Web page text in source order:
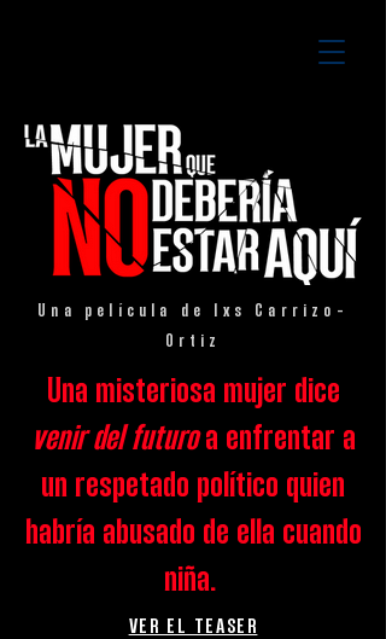
Una película de lxs Carrizo-
Ortiz
Una misteriosa mujer dice
venir del futuroa enfrentar a
un respetado político quien
habría abusado de ella cuando
niña.
​VER EL TEASER